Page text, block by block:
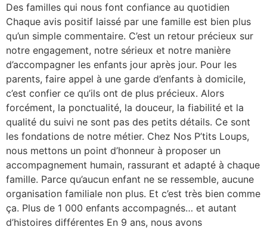
Des familles qui nous font confiance au quotidien
Chaque avis positif laissé par une famille est bien plus
qu’un simple commentaire. C’est un retour précieux sur
notre engagement, notre sérieux et notre manière
d’accompagner les enfants jour après jour. Pour les
parents, faire appel à une garde d’enfants à domicile,
c’est confier ce qu’ils ont de plus précieux. Alors
forcément, la ponctualité, la douceur, la fiabilité et la
qualité du suivi ne sont pas des petits détails. Ce sont
les fondations de notre métier. Chez Nos P’tits Loups,
nous mettons un point d’honneur à proposer un
accompagnement humain, rassurant et adapté à chaque
famille. Parce qu’aucun enfant ne se ressemble, aucune
organisation familiale non plus. Et c’est très bien comme
ça. Plus de 1 000 enfants accompagnés… et autant
d’histoires différentes En 9 ans, nous avons